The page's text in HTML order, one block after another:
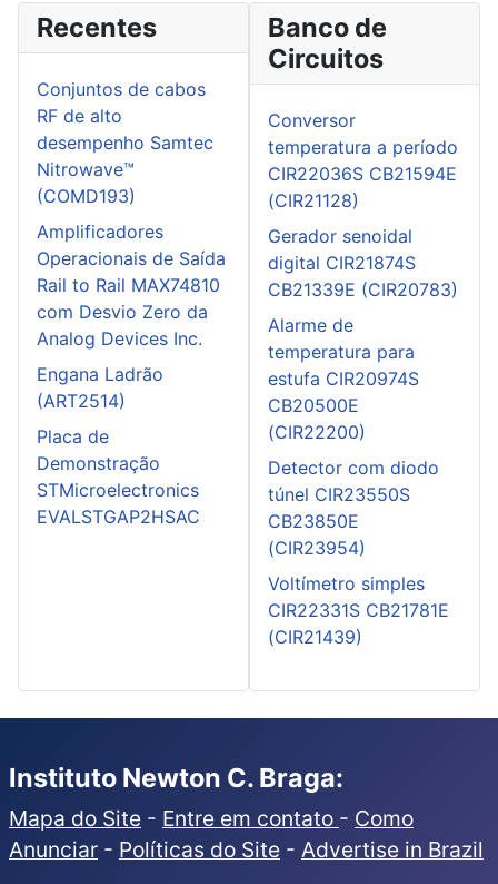
Recentes
Conjuntos de cabos
RF de alto
desempenho Samtec
Nitrowave™
(COMD193)
Amplificadores
Operacionais de Saída
Rail to Rail MAX74810
com Desvio Zero da
Analog Devices Inc.
Engana Ladrão
(ART2514)
Placa de
Demonstração
STMicroelectronics
EVALSTGAP2HSAC
Banco de
Circuitos
Conversor
temperatura a período
CIR22036S CB21594E
(CIR21128)
Gerador senoidal
digital CIR21874S
CB21339E (CIR20783)
Alarme de
temperatura para
estufa CIR20974S
CB20500E
(CIR22200)
Detector com diodo
túnel CIR23550S
CB23850E
(CIR23954)
Voltímetro simples
CIR22331S CB21781E
(CIR21439)
Instituto Newton C. Braga:
Mapa do Site - Entre em contato - Como
Anunciar - Políticas do Site - Advertise in Brazil